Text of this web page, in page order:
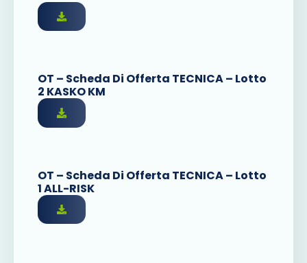
OT – Scheda Di Offerta TECNICA – Lotto
2 KASKO KM
OT – Scheda Di Offerta TECNICA – Lotto
1 ALL-RISK